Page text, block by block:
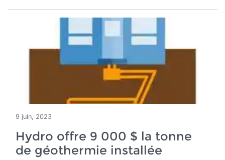
9 juin, 2023
Hydro offre 9 000 $ la tonne
de géothermie installée